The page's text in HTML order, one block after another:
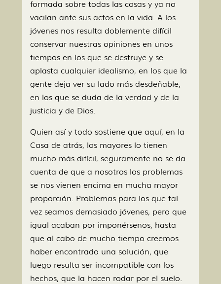
formada sobre todas las cosas y ya no
vacilan ante sus actos en la vida. A los
jóvenes nos resulta doblemente difícil
conservar nuestras opiniones en unos
tiempos en los que se destruye y se
aplasta cualquier idealismo, en los que la
gente deja ver su lado más desdeñable,
en los que se duda de la verdad y de la
justicia y de Dios.
Quien así y todo sostiene que aquí, en la
Casa de atrás, los mayores lo tienen
mucho más difícil, seguramente no se da
cuenta de que a nosotros los problemas
se nos vienen encima en mucha mayor
proporción. Problemas para los que tal
vez seamos demasiado jóvenes, pero que
igual acaban por imponérsenos, hasta
que al cabo de mucho tiempo creemos
haber encontrado una solución, que
luego resulta ser incompatible con los
hechos, que la hacen rodar por el suelo.